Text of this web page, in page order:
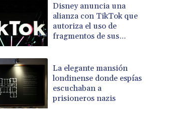
Disney anuncia una
alianza con TikTok que
autoriza el uso de
fragmentos de sus
La elegante mansión
londinense donde espías
escuchaban a
prisioneros nazis